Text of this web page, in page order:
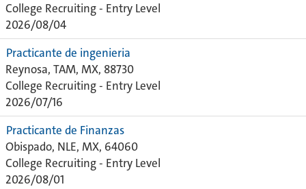
College Recruiting - Entry Level
2026/08/04
Practicante de ingenieria
Reynosa, TAM, MX, 88730
College Recruiting - Entry Level
2026/07/16
Practicante de Finanzas
Obispado, NLE, MX, 64060
College Recruiting - Entry Level
2026/08/01